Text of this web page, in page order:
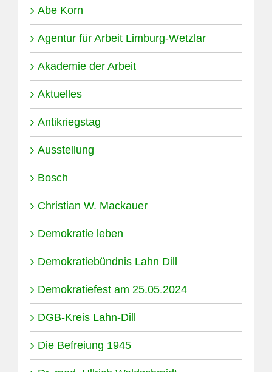
Abe Korn
Agentur für Arbeit Limburg-Wetzlar
Akademie der Arbeit
Aktuelles
Antikriegstag
Ausstellung
Bosch
Christian W. Mackauer
Demokratie leben
Demokratiebündnis Lahn Dill
Demokratiefest am 25.05.2024
DGB-Kreis Lahn-Dill
Die Befreiung 1945